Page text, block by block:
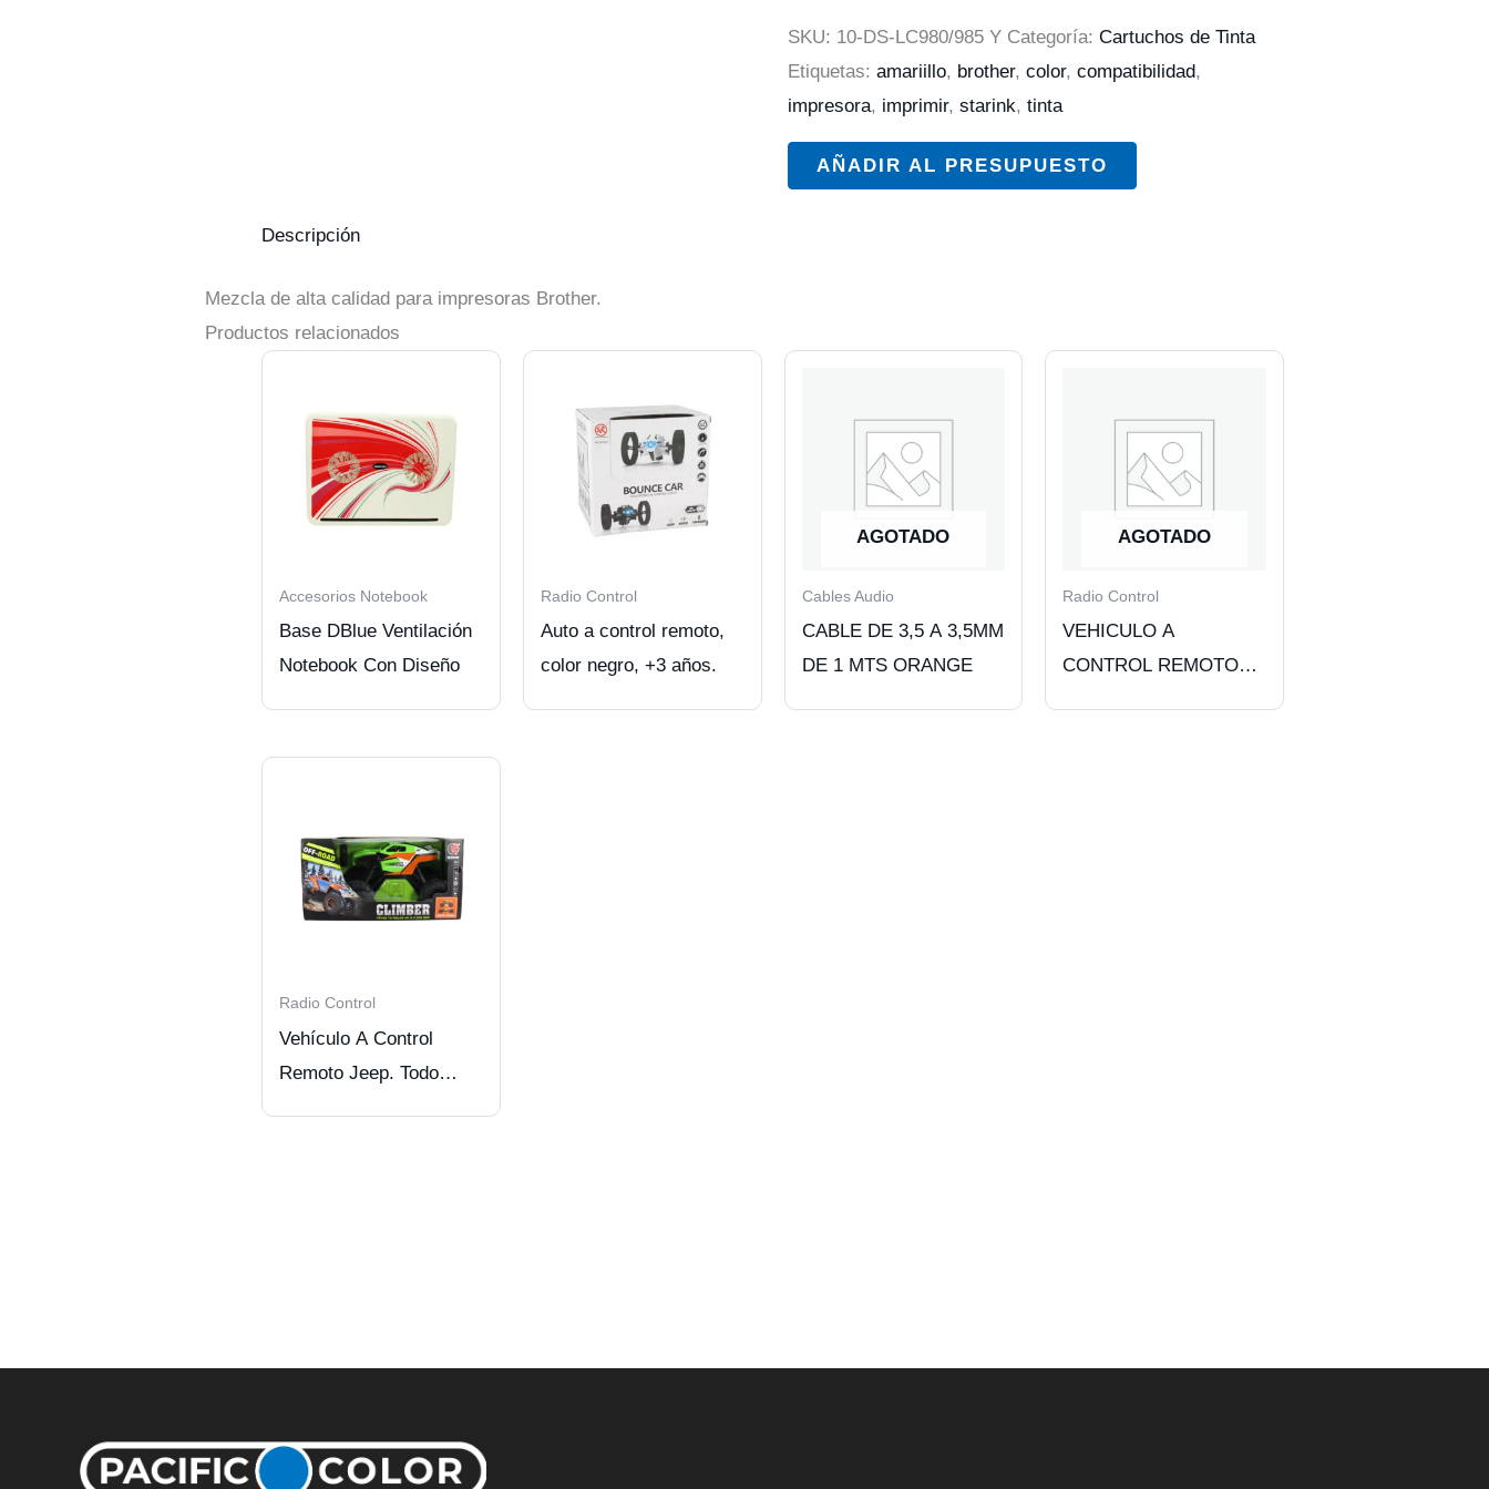
SKU: 10-DS-LC980/985 Y Categoría: Cartuchos de Tinta
Etiquetas: amariillo, brother, color, compatibilidad,
impresora, imprimir, starink, tinta
AÑADIR AL PRESUPUESTO
Descripción
Mezcla de alta calidad para impresoras Brother.
Productos relacionados
Accesorios Notebook
Base DBlue Ventilación
Notebook Con Diseño
Radio Control
Auto a control remoto,
color negro, +3 años.
AGOTADO
Cables Audio
CABLE DE 3,5 A 3,5MM
DE 1 MTS ORANGE
AGOTADO
Radio Control
VEHICULO A
CONTROL REMOTO
Radio Control
Vehículo A Control
Remoto Jeep. Todo